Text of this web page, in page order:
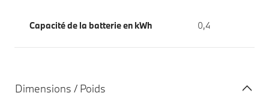
Capacité de la batterie en kWh 0,4
Dimensions / Poids